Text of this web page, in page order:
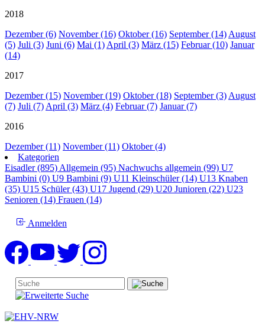
2018
Dezember (6) November (16) Oktober (16) September (14)August
(5) Juli (3) Juni (6) Mai (1)April (3) März (15) Februar (10) Januar
(14)
2017
Dezember (15) November (19) Oktober (18) September (3)August
(7) Juli (7)April (3) März (4) Februar (7) Januar (7)
2016
Dezember (11) November (11) Oktober (4)
Kategorien
Eisadler (895)Allgemein (95) Nachwuchs allgemein (99) U7
Bambini (0) U9 Bambini (9) U11 Kleinschüler (14) U13 Knaben
(35) U15 Schüler (43) U17 Jugend (29) U20 Junioren (22) U23
Senioren (14) Frauen (14)
Anmelden